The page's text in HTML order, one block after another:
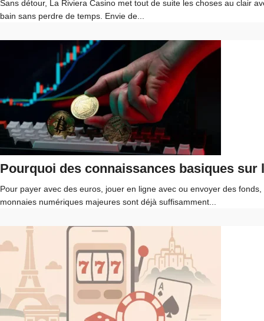
Sans détour, La Riviera Casino met tout de suite les choses au clair
bain sans perdre de temps. Envie de...
Pourquoi des connaissances basiques
Pour payer avec des euros, jouer en ligne avec ou envoyer des
monnaies numériques majeures sont déjà suffisamment...